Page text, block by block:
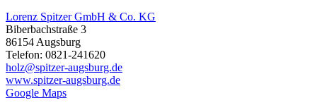
Lorenz Spitzer GmbH & Co. KG
Biberbachstraße 3
86154 Augsburg
Telefon: 0821-241620
holz@spitzer-augsburg.de
www.spitzer-augsburg.de
Google Maps